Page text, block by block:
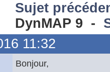
Sujet
DynMAP 9 -
11:32
Bonjour,